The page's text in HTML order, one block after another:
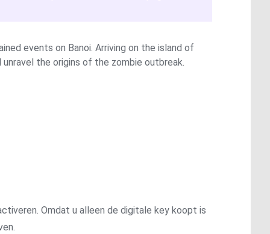
events on Banoi. Arriving on the island of
the origins of the zombie outbreak.
Omdat u alleen de digitale key koopt is